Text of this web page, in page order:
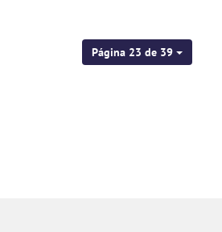
Página 23 de 39